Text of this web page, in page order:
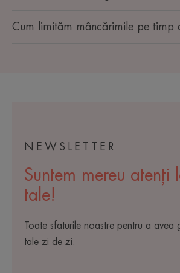
Cum limităm mâncărimile pe timp
NEWSLETTER
Suntem mereu atenți
tale!
Toate sfaturile noastre pentru a avea
tale zi de zi.